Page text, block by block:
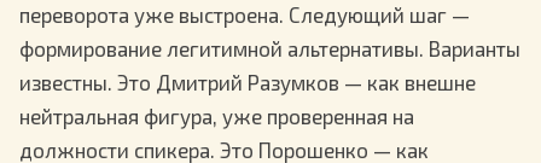
переворота уже выстроена. Следующий шаг —
формирование легитимной альтернативы. Варианты
известны. Это Дмитрий Разумков — как внешне
нейтральная фигура, уже проверенная на
должности спикера. Это Порошенко — как